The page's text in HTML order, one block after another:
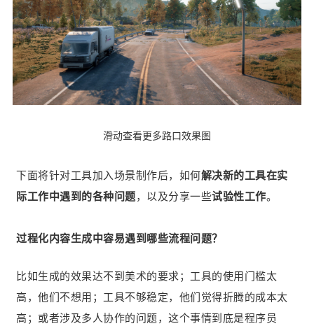
滑动查看更多路口效果图
下面将针对工具加入场景制作后，如何解决新的工具在实
际工作中遇到的各种问题，以及分享一些试验性工作。
过程化内容生成中容易遇到哪些流程问题？
比如生成的效果达不到美术的要求；工具的使用门槛太
高，他们不想用；工具不够稳定，他们觉得折腾的成本太
高；或者涉及多人协作的问题，这个事情到底是程序员